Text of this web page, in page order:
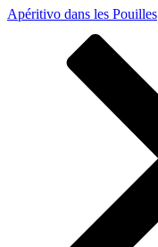
Apéritivo dans les Pouilles